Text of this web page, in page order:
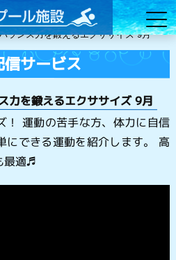
ランス力を鍛えるエクササイズ 9月
サービス
を鍛えるエクササイズ 9月
！ 運動の苦手な方、体力に自信
にできる運動を紹介します。 高
最適♬